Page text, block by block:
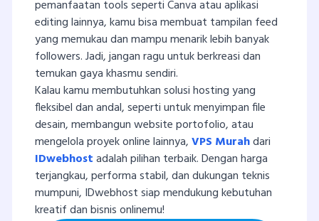
pemanfaatan tools seperti Canva atau aplikasi
editing lainnya, kamu bisa membuat tampilan feed
yang memukau dan mampu menarik lebih banyak
followers. Jadi, jangan ragu untuk berkreasi dan
temukan gaya khasmu sendiri.
Kalau kamu membutuhkan solusi hosting yang
fleksibel dan andal, seperti untuk menyimpan file
desain, membangun website portofolio, atau
mengelola proyek online lainnya,VPS Murahdari
IDwebhostadalah pilihan terbaik. Dengan harga
terjangkau, performa stabil, dan dukungan teknis
mumpuni, IDwebhost siap mendukung kebutuhan
kreatif dan bisnis onlinemu!